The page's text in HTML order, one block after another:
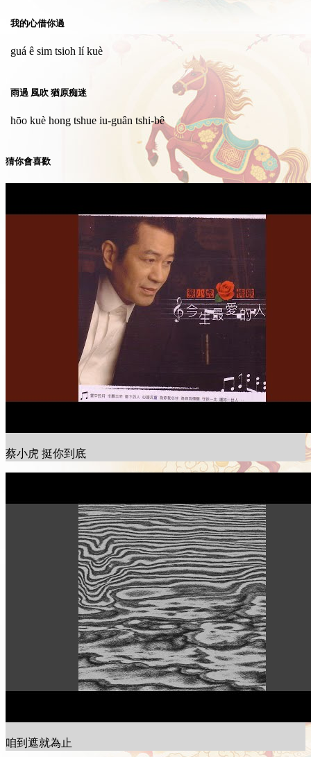
我的心借你過
guá ê sim tsioh lí kuè
雨過 風吹 猶原痴迷
hōo kuè hong tshue iu-guân tshi-bê
猜你會喜歡
蔡小虎 挺你到底
咱到遮就為止